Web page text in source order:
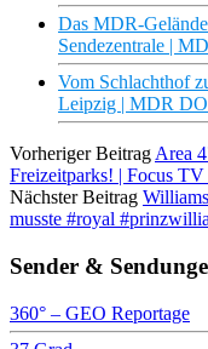
Das MDR-
Sendezentrale |
Vom Schlachthof
Leipzig | MDR
Vorheriger Beitrag Area
Freizeitparks! | Focus
Nächster Beitrag
musste #royal
Sender &
360° – GEO Reportage